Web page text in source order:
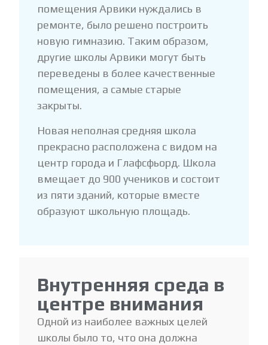
помещения Арвики нуждались в
ремонте, было решено построить
новую гимназию. Таким образом,
другие школы Арвики могут быть
переведены в более качественные
помещения, а самые старые
закрыты.
Новая неполная средняя школа
прекрасно расположена с видом на
центр города и Глафсфьорд. Школа
вмещает до 900 учеников и состоит
из пяти зданий, которые вместе
образуют школьную площадь.
Внутренняя среда в
центре внимания
Одной из наиболее важных целей
школы было то, что она должна